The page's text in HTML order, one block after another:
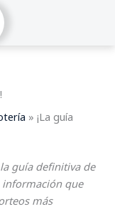
» ¡La guía
guía definitiva de
información que
más